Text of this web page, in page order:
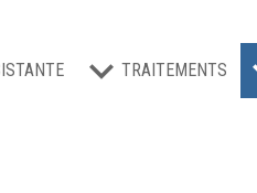
TRAITEMENTS